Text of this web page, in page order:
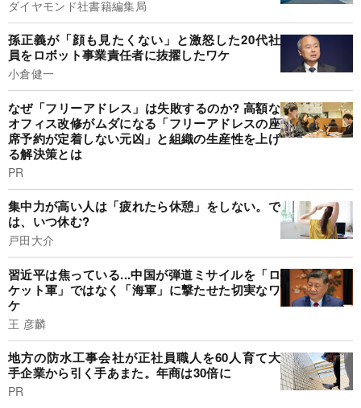
ダイヤモンド社書籍編集局
孫正義が「顔も見たくない」と激怒した20代社
員をロボット事業責任者に抜擢したワケ
小倉健一
なぜ「フリーアドレス」は失敗するのか? 高額な
オフィス改修がムダになる「フリーアドレスの座
席予約が定着しない元凶」と組織の生産性を上げ
る解決策とは
PR
集中力が高い人は「疲れたら休憩」をしない。で
は、いつ休む?
戸田大介
習近平は焦っている...中国が弾道ミサイルを「ロ
ケット軍」ではなく「海軍」に撃たせた切実なワ
ケ
王 彦麟
地方の防水工事会社が正社員職人を60人育て大
手企業から引く手あまた。年商は30倍に
PR